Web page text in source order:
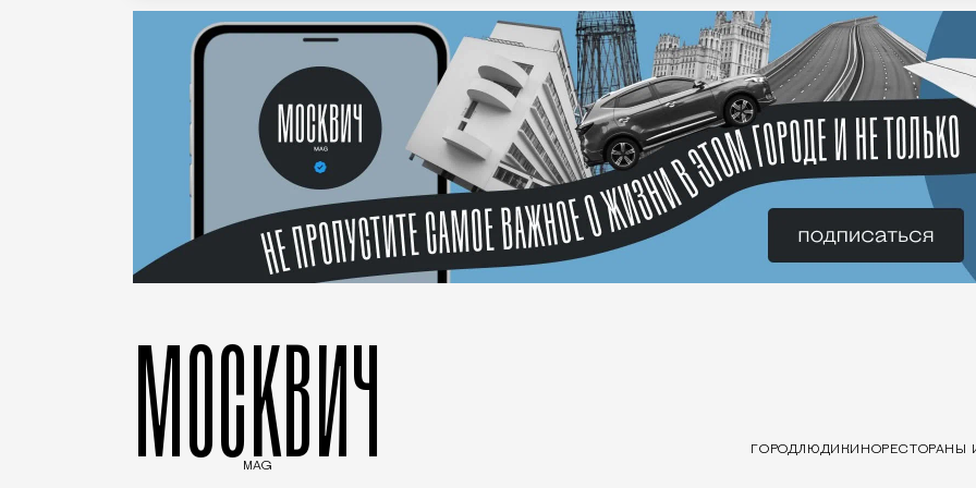
МОСКВИЧ
MAG
ГОРОДЛЮДИ КИНОРЕСТОРАНЫ